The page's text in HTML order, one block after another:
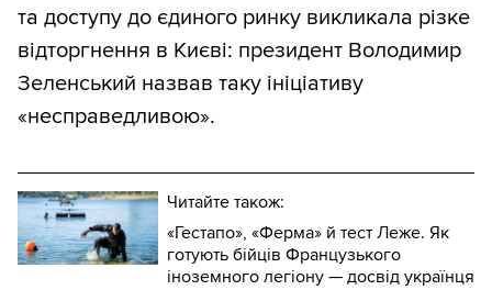
та доступу до єдиного ринку викликала різке
відторгнення в Києві: президент Володимир
Зеленський назвав таку ініціативу
«несправедливою».
Читайте також:
«Гестапо», «Ферма» й тест Леже. Як
готують бійців Французького
іноземного легіону — досвід українця